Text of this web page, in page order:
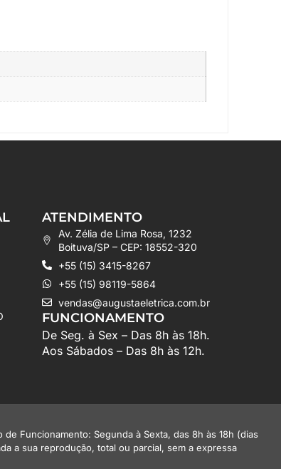
ATENDIMENTO
Av. Zélia de Lima Rosa, 1232
Boituva/SP – CEP: 18552-320
+55 (15) 3415-8267
+55 (15) 98119-5864
vendas@augustaeletrica.com.br
FUNCIONAMENTO
De Seg. à Sex – Das 8h às 18h.
Aos Sábados – Das 8h às 12h.
Funcionamento: Segunda à Sexta, das 8h às 18h (dias
a sua reprodução, total ou parcial, sem a expressa